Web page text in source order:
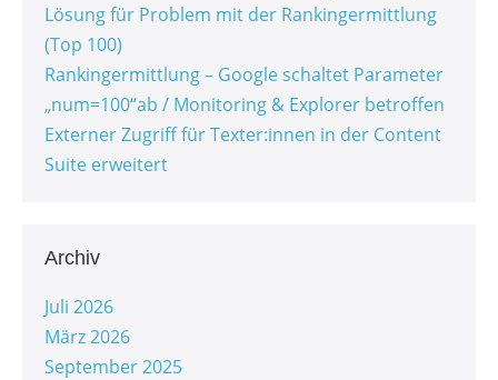
Lösung für Problem mit der Rankingermittlung
(Top 100)
Rankingermittlung – Google schaltet Parameter
„num=100“ab / Monitoring & Explorer betroffen
Externer Zugriff für Texter:innen in der Content
Suite erweitert
Archiv
Juli 2026
März 2026
September 2025